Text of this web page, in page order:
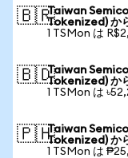
🇧🇷Taiwan
Tokenized) か
1 TSMon は
🇧🇩Taiwan
Tokenized) か
1 TSMon は
🇵🇭Taiwan
Tokenized) か
1 TSMon は